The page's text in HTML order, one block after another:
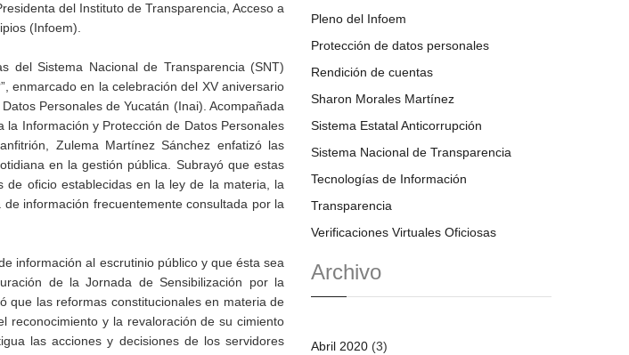
del Instituto de Transparencia, Acceso a
(Infoem).
del Sistema Nacional de Transparencia (SNT)
enmarcado en la celebración del XV aniversario
Personales de Yucatán (Inai). Acompañada
Información y Protección de Datos Personales
Zulema Martínez Sánchez enfatizó las
en la gestión pública. Subrayó que estas
oficio establecidas en la ley de la materia, la
información frecuentemente consultada por la
información al escrutinio público y que ésta sea
de la Jornada de Sensibilización por la
que las reformas constitucionales en materia de
reconocimiento y la revaloración de su cimiento
las acciones y decisiones de los servidores
Pleno del Infoem
Protección de datos personales
Rendición de cuentas
Sharon Morales Martínez
Sistema Estatal Anticorrupción
Sistema Nacional de Transparencia
Tecnologías de Información
Transparencia
Verificaciones Virtuales Oficiosas
Archivo
Abril 2020 (3)